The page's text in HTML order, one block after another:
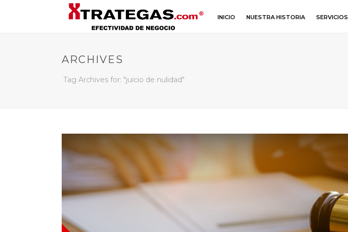
INICIO NUESTRA HISTORIA SERVICIOS
ARCHIVES
Tag Archives for: "juicio de nulidad"